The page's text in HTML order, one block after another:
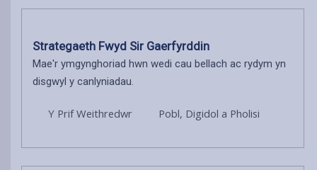
Strategaeth Fwyd Sir Gaerfyrddin
Mae'r ymgynghoriad hwn wedi cau bellach ac rydym yn
disgwyl y canlyniadau.
Y Prif Weithredwr Pobl, Digidol a Pholisi